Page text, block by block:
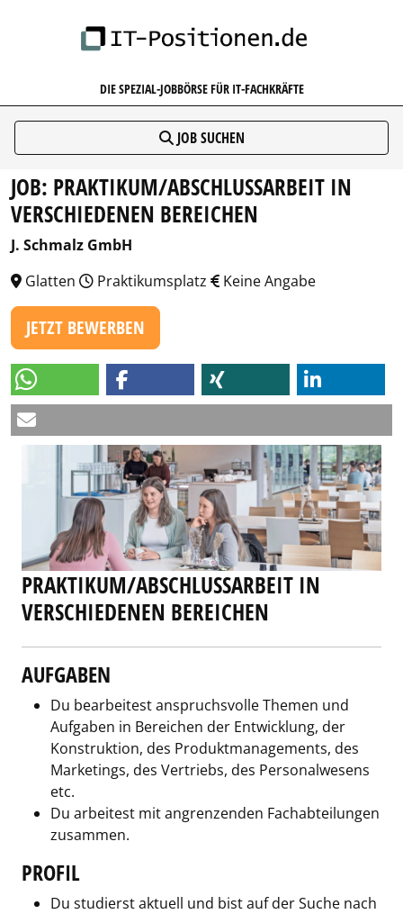
DIE SPEZIAL-JOBBÖRSE FÜR IT-FACHKRÄFTE
JOB SUCHEN
JOB: PRAKTIKUM/ABSCHLUSSARBEIT IN
VERSCHIEDENEN BEREICHEN
J. Schmalz GmbH
Glatten
Praktikumsplatz Keine Angabe
JETZT BEWERBEN
PRAKTIKUM/ABSCHLUSSARBEIT IN
VERSCHIEDENEN BEREICHEN
AUFGABEN
Du bearbeitest anspruchsvolle Themen und
Aufgaben in Bereichen der Entwicklung, der
Konstruktion, des Produktmanagements, des
Marketings, des Vertriebs, des Personalwesens
etc.
Du arbeitest mit angrenzenden Fachabteilungen
zusammen.
PROFIL
Du studierst aktuell und bist auf der Suche nach